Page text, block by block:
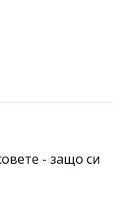
- защо си